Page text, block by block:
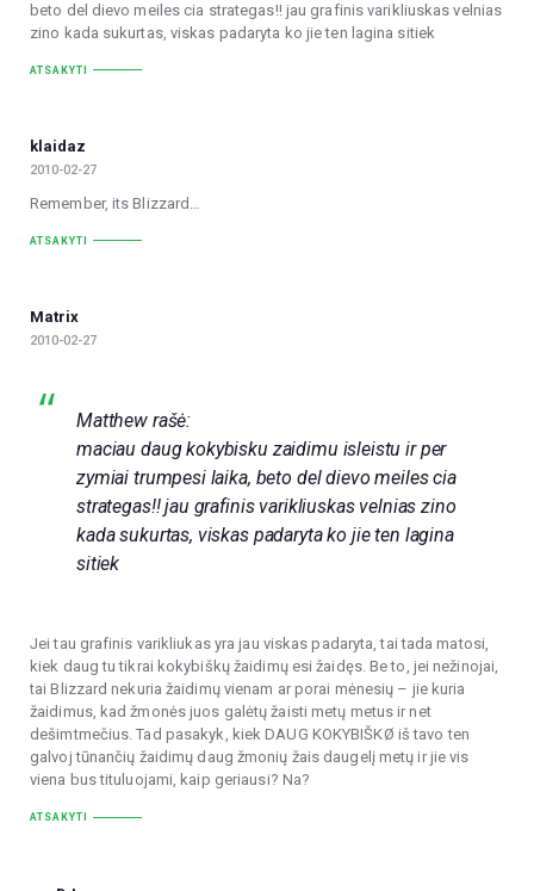
beto del dievo meiles cia strategas!! jau grafinis varikliuskas velnias
zino kada sukurtas, viskas padaryta ko jie ten lagina sitiek
ATSAKYTI
klaidaz
2010-02-27
Remember, its Blizzard…
ATSAKYTI
Matrix
2010-02-27
Matthew rašė:
maciau daug kokybisku zaidimu isleistu ir per
zymiai trumpesi laika, beto del dievo meiles cia
strategas!! jau grafinis varikliuskas velnias zino
kada sukurtas, viskas padaryta ko jie ten lagina
sitiek
Jei tau grafinis varikliukas yra jau viskas padaryta, tai tada matosi,
kiek daug tu tikrai kokybiškų žaidimų esi žaidęs. Be to, jei nežinojai,
tai Blizzard nekuria žaidimų vienam ar porai mėnesių – jie kuria
žaidimus, kad žmonės juos galėtų žaisti metų metus ir net
dešimtmečius. Tad pasakyk, kiek DAUG KOKYBIŠKØ iš tavo ten
galvoj tūnančių žaidimų daug žmonių žais daugelį metų ir jie vis
viena bus tituluojami, kaip geriausi? Na?
ATSAKYTI